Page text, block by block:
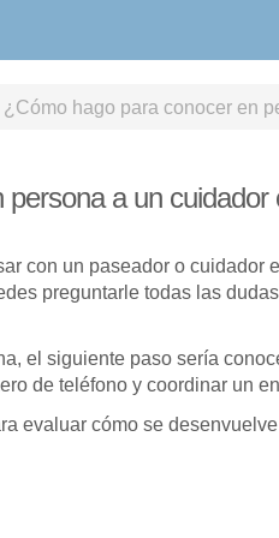
¿Cómo hago para conocer en
a un cuidador
con un paseador o cuidador
preguntarle todas las
el siguiente paso sería
de teléfono y coordinar un
evaluar cómo se